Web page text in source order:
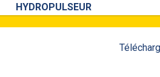
HYDROPULSEUR